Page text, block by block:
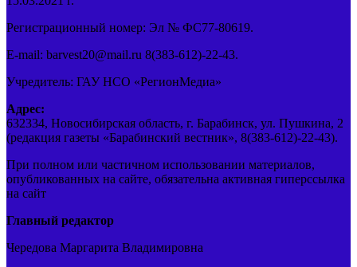
Регистрационный номер: Эл № ФС77-80619.
E-mail: barvest20@mail.ru 8(383-612)-22-43.
Учредитель: ГАУ НСО «РегионМедиа»
Адрес:
632334, Новосибирская область, г. Барабинск, ул. Пушкина, 2
(редакция газеты «Барабинский вестник», 8(383-612)-22-43).
При полном или частичном использовании материалов,
опубликованных на сайте, обязательна активная гиперссылка
на сайт
Главный редактор
Чередова Маргарита Владимировна